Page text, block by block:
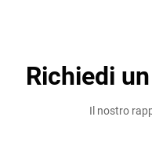
Richiedi
Il nostro